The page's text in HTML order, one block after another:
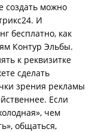
создать можно
И
бесплатно, как
Контур Эльбы.
к реквизитке
сделать
зрения рекламы
Если
чем
общаться,